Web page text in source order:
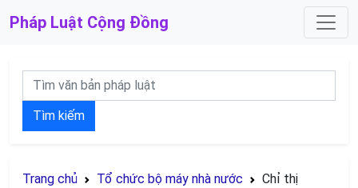
Pháp Luật Cộng Đồng
Tìm kiếm
Trang chủ Tổ chức bộ máy nhà nước Chỉ thị